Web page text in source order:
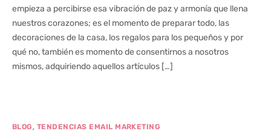
empieza a percibirse esa vibración de paz y armonía que llena
nuestros corazones; es el momento de preparar todo, las
decoraciones de la casa, los regalos para los pequeños y por
qué no, también es momento de consentirnos a nosotros
mismos, adquiriendo aquellos artículos […]
BLOG, TENDENCIAS EMAIL MARKETING